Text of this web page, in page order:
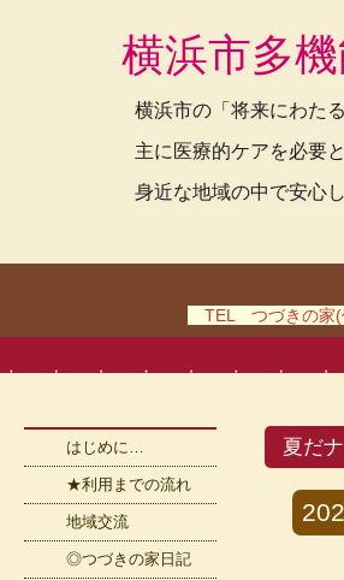
横浜市多
横浜市の「将来にわた
主に医療的ケアを必要
身近な地域の中で安心
TEL つづきの家
夏だ
はじめに…
★利用までの流れ
地域交流
◎つづきの家日記